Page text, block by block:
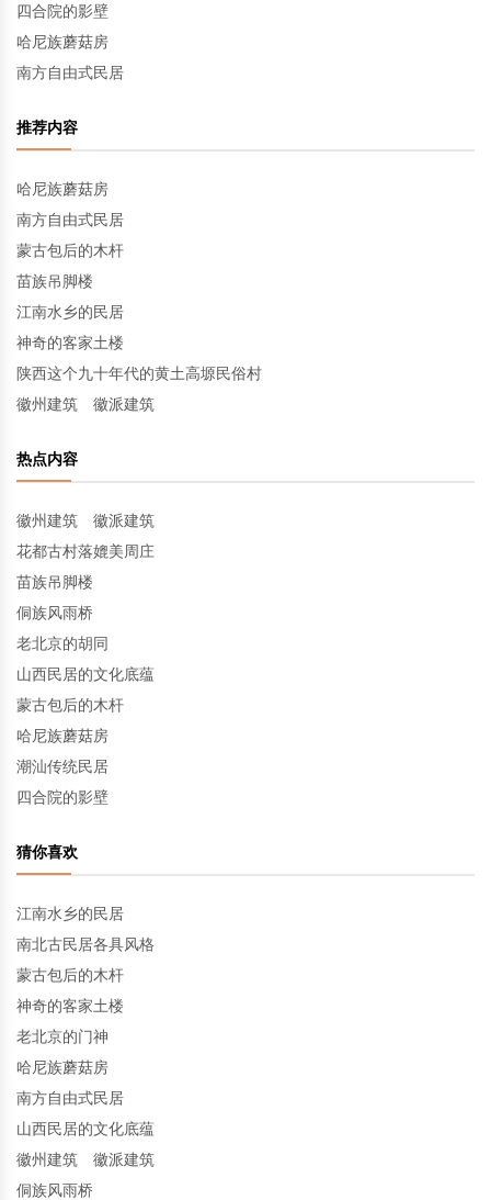
四合院的影壁
哈尼族蘑菇房
南方自由式民居
推荐内容
哈尼族蘑菇房
南方自由式民居
蒙古包后的木杆
苗族吊脚楼
江南水乡的民居
神奇的客家土楼
陕西这个九十年代的黄土高塬民俗村
徽州建筑 徽派建筑
热点内容
徽州建筑 徽派建筑
花都古村落媲美周庄
苗族吊脚楼
侗族风雨桥
老北京的胡同
山西民居的文化底蕴
蒙古包后的木杆
哈尼族蘑菇房
潮汕传统民居
四合院的影壁
猜你喜欢
江南水乡的民居
南北古民居各具风格
蒙古包后的木杆
神奇的客家土楼
老北京的门神
哈尼族蘑菇房
南方自由式民居
山西民居的文化底蕴
徽州建筑 徽派建筑
侗族风雨桥